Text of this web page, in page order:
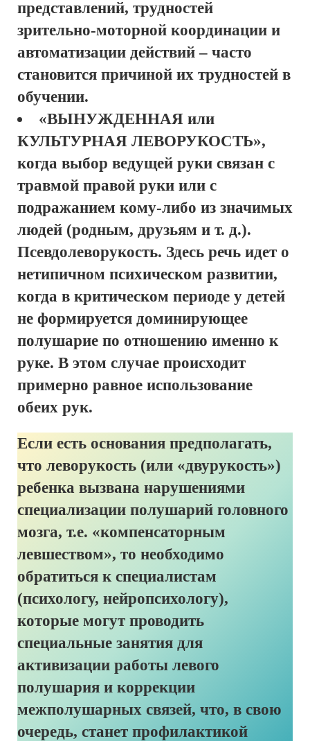
представлений, трудностей
зрительно-моторной координации и
автоматизации действий – часто
становится причиной их трудностей в
обучении.
«ВЫНУЖДЕННАЯ или
КУЛЬТУРНАЯ ЛЕВОРУКОСТЬ»,
когда выбор ведущей руки связан с
травмой правой руки или с
подражанием кому-либо из значимых
людей (родным, друзьям и т. д.).
Псевдолеворукость. Здесь речь идет о
нетипичном психическом развитии,
когда в критическом периоде у детей
не формируется доминирующее
полушарие по отношению именно к
руке. В этом случае происходит
примерно равное использование
обеих рук.
Если есть основания предполагать,
что леворукость (или «двурукость»)
ребенка вызвана нарушениями
специализации полушарий головного
мозга, т.е. «компенсаторным
левшеством», то необходимо
обратиться к специалистам
(психологу, нейропсихологу),
которые могут проводить
специальные занятия для
активизации работы левого
полушария и коррекции
межполушарных связей, что, в свою
очередь, станет профилактикой